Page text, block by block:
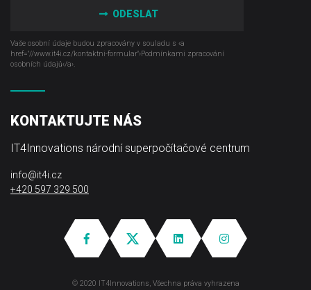
KONTAKTUJTE NÁS
IT4Innovations národní superpočítačové centrum
info@it4i.cz
+420 597 329 500
© 2020 IT4Innovations, Všechna práva vyhrazena
ODESLAT
Vaše osobní údaje budou zpracovány v souladu s ‹a
href="//www.it4i­.cz/kontaktni-formular"›Podmínkami zpracování
osobních údajů‹/a›.